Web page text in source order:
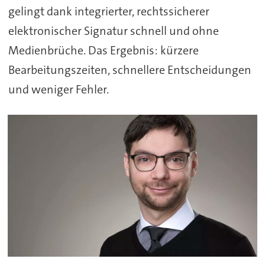
gelingt dank integrierter, rechtssicherer
elektronischer Signatur schnell und ohne
Medienbrüche. Das Ergebnis: kürzere
Bearbeitungszeiten, schnellere Entscheidungen
und weniger Fehler.